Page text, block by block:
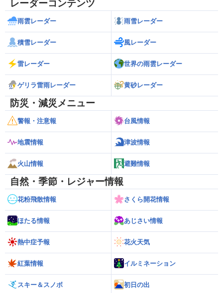
レーダーコンテンツ
雨雲レーダー 雨雪レーダー
積雪レーダー 風レーダー
雷レーダー 世界の雨雲レーダー
ゲリラ雷雨レーダー 黄砂レーダー
防災・減災メニュー
警報・注意報 台風情報
地震情報 津波情報
火山情報 避難情報
自然・季節・レジャー情報
花粉飛散情報 さくら開花情報
ほたる情報 あじさい情報
熱中症予報 花火天気
紅葉情報 イルミネーション
スキー＆スノボ 初日の出